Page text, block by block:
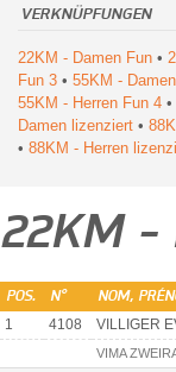
VERKNÜPFUNGEN
22KM - Damen Fun •
Fun 3 • 55KM -
55KM - Herren Fun 4 •
Damen lizenziert •
• 88KM - Herren
22KM -
POS. N° NOM,
1 4108 VILLIGER
VIMA